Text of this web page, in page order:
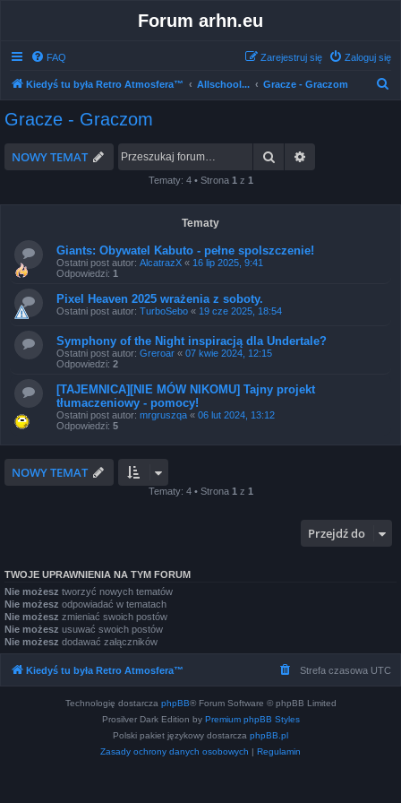
Forum arhn.eu
FAQ Zaloguj się
Zarejestruj się
Kiedyś tu była Retro Atmosfera™ Allschool... Gracze - Graczom
Gracze - Graczom
NOWY TEMAT Szukaj
Tematy: 4 • Strona 1 z 1
Tematy
Giants: Obywatel Kabuto - pełne spolszczenie!
Ostatni post autor: AlcatrazX « 16 lip 2025, 9:41
Odpowiedzi: 1
Pixel Heaven 2025 wrażenia z soboty.
Ostatni post autor: TurboSebo « 19 cze 2025, 18:54
Symphony of the Night inspiracją dla Undertale?
Ostatni post autor: Greroar « 07 kwie 2024, 12:15
Odpowiedzi: 2
[TAJEMNICA][NIE MÓW NIKOMU] Tajny projekt
tłumaczeniowy - pomocy!
Ostatni post autor: mrgruszqa « 06 lut 2024, 13:12
Odpowiedzi: 5
NOWY TEMAT
Tematy: 4 • Strona 1 z 1
Przejdź do
TWOJE UPRAWNIENIA NA TYM FORUM
Nie możesz tworzyć nowych tematów
Nie możesz odpowiadać w tematach
Nie możesz zmieniać swoich postów
Nie możesz usuwać swoich postów
Nie możesz dodawać załączników
Kiedyś tu była Retro Atmosfera™ Strefa czasowa UTC
Technologię dostarcza phpBB® Forum Software © phpBB Limited
Prosilver Dark Edition by Premium phpBB Styles
Polski pakiet językowy dostarcza phpBB.pl
Zasady ochrony danych osobowych | Regulamin